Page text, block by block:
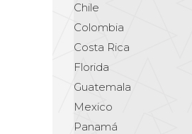
Chile
Colombia
Costa Rica
Florida
Guatemala
Mexico
Panamá